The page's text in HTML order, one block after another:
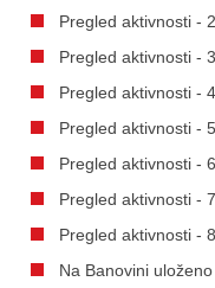
Pregled aktivnosti -
Pregled aktivnosti -
Pregled aktivnosti -
Pregled aktivnosti -
Pregled aktivnosti -
Pregled aktivnosti -
Pregled aktivnosti -
Na Banovini